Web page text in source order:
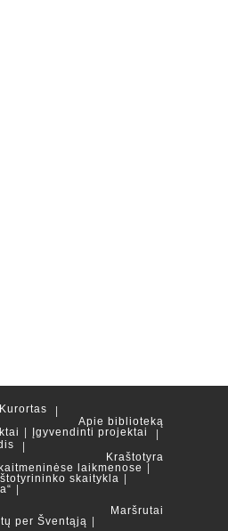
Apie biblioteką
Įgyvendinti projektai
Kraštotyra
laikmenose
skaitykla
Maršrutai
per Šventąją